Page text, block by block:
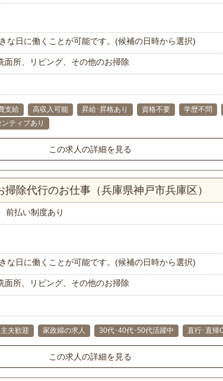
な日に働くことが可能です。(候補の日時から選択)
面所、リビング、その他のお掃除
支給 高収入可能 昇給･昇格あり 資格不要
学歴不問
ンティブあり
この求人の詳細を見る
除代行のお仕事（兵庫県神戸市兵庫区）
前払い制度あり
な日に働くことが可能です。(候補の日時から選択)
面所、リビング、その他のお掃除
夫歓迎 家政婦の求人 30代･40代･50代活躍中 直行･直帰
この求人の詳細を見る